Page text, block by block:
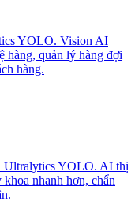
YOLO. Vision AI
hàng, quản lý hàng đợi
hàng.
Ultralytics YOLO. AI thị
nhanh hơn, chẩn